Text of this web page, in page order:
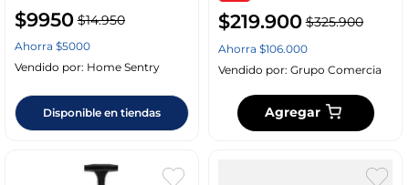
$9950 $14.950
Ahorra $5000
Vendido por: Home Sentry
Disponible en tiendas
$219.900 $325.900
Ahorra $106.000
Vendido por: Grupo Comercia
Agregar